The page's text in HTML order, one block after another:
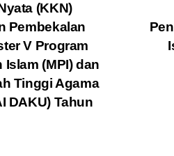
(KKN)
Pembekalan
V Program
(MPI) dan
Tinggi Agama
DAKU) Tahun